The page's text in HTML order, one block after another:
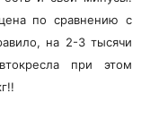
по сравнению с
на 2-3 тысячи
при этом